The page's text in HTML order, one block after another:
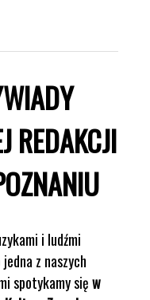
REDAKCJI
i ludźmi
z naszych
spotykamy sięw